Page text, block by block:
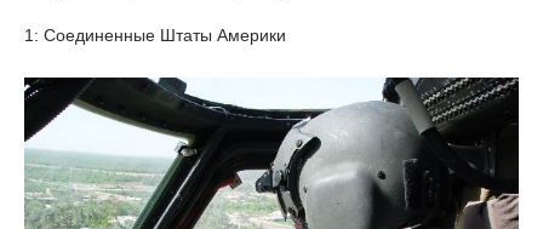
1: Соединенные Штаты Америки